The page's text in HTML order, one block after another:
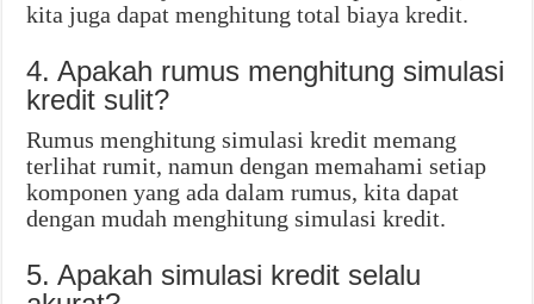
kita juga dapat menghitung total biaya kredit.
4. Apakah rumus menghitung simulasi
kredit sulit?
Rumus menghitung simulasi kredit memang
terlihat rumit, namun dengan memahami setiap
komponen yang ada dalam rumus, kita dapat
dengan mudah menghitung simulasi kredit.
5. Apakah simulasi kredit selalu